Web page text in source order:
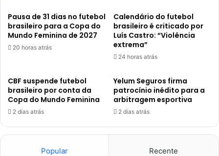
Pausa de 31 dias no futebol
brasileiro para a Copa do
Mundo Feminina de 2027
20 horas atrás
Calendário do futebol
brasileiro é criticado por
Luís Castro: “Violência
extrema”
24 horas atrás
CBF suspende futebol
brasileiro por conta da
Copa do Mundo Feminina
2 dias atrás
Yelum Seguros firma
patrocínio inédito para a
arbitragem esportiva
2 dias atrás
Popular Recente